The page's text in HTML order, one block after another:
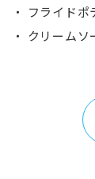
・ フライドポ
・ クリーム